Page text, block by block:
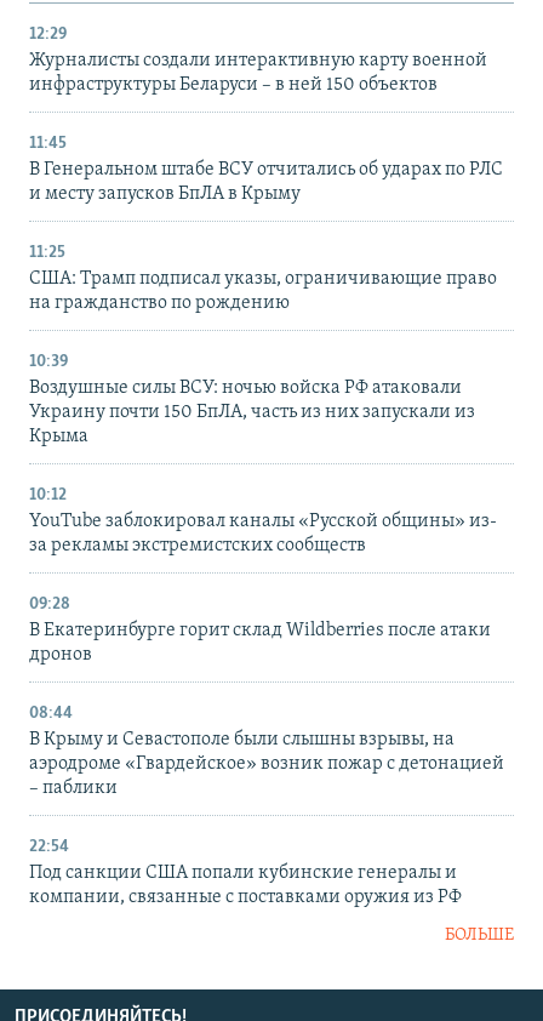
12:29
Журналисты создали интерактивную карту военной
инфраструктуры Беларуси – в ней 150 объектов
11:45
В Генеральном штабе ВСУ отчитались об ударах по РЛС
и месту запусков БпЛА в Крыму
11:25
США: Трамп подписал указы, ограничивающие право
на гражданство по рождению
10:39
Воздушные силы ВСУ: ночью войска РФ атаковали
Украину почти 150 БпЛА, часть из них запускали из
Крыма
10:12
YouTube заблокировал каналы «Русской общины» из-
за рекламы экстремистских сообществ
09:28
В Екатеринбурге горит склад Wildberries после атаки
дронов
08:44
В Крыму и Севастополе были слышны взрывы, на
аэродроме «Гвардейское» возник пожар с детонацией
– паблики
22:54
Под санкции США попали кубинские генералы и
компании, связанные с поставками оружия из РФ
БОЛЬШЕ